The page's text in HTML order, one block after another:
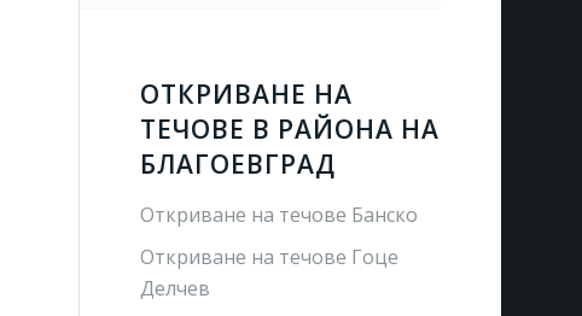
ОТКРИВАНЕ НА
ТЕЧОВЕ В РАЙОНА НА
БЛАГОЕВГРАД
Откриване на течове Банско
Откриване на течове Гоце
Делчев